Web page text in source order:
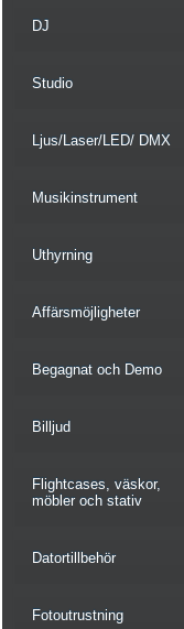
DJ
Studio
Ljus/Laser/LED/ DMX
Musikinstrument
Uthyrning
Affärsmöjligheter
Begagnat och Demo
Billjud
Flightcases, väskor,
möbler och stativ
Datortillbehör
Fotoutrustning